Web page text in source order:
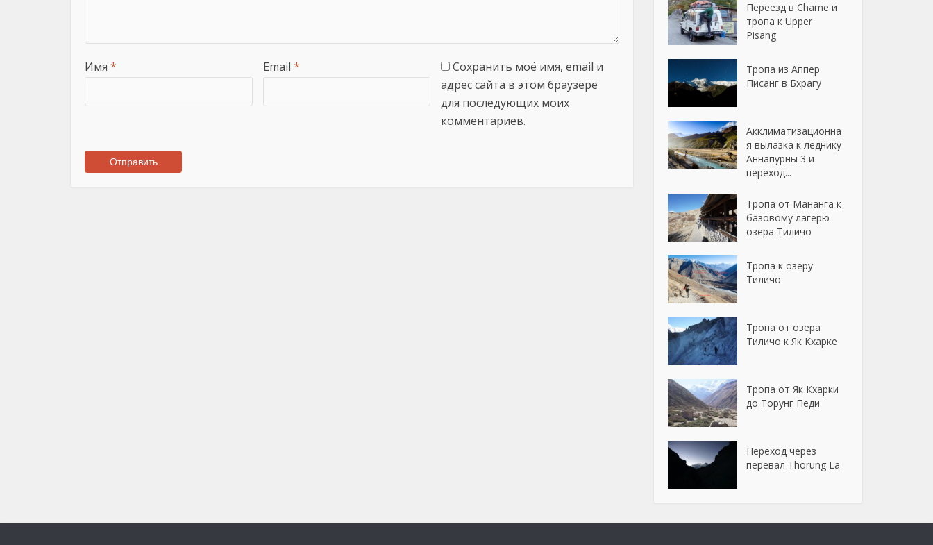
Имя * Email *
Сохранить моё имя, email и
адрес сайта в этом браузере
для последующих моих
комментариев.
Переезд в Chame и
тропа к Upper
Pisang
Тропа из Аппер
Писанг в Бхрагу
Акклиматизационна
я вылазка к леднику
Аннапурны 3 и
переход...
Тропа от Мананга к
базовому лагерю
озера Тиличо
Тропа к озеру
Тиличо
Тропа от озера
Тиличо к Як Кхарке
Тропа от Як Кхарки
до Торунг Педи
Переход через
перевал Thorung La